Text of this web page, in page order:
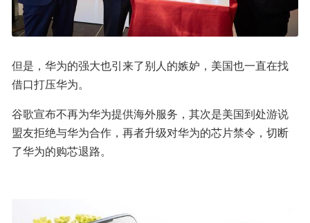
但是，华为的强大也引来了别人的嫉妒，美国也一直在找
借口打压华为。
谷歌宣布不再为华为提供海外服务，其次是美国到处游说
盟友拒绝与华为合作，再者升级对华为的芯片禁令，切断
了华为的购芯退路。